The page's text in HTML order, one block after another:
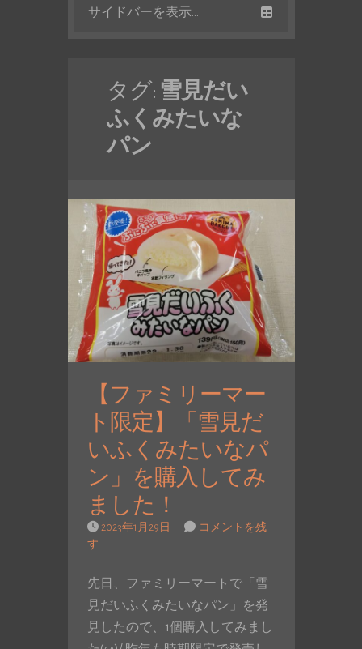
サイドバーを表示...
タグ: 雪見だい
ふくみたいな
パン
【ファミリーマー
ト限定】「雪見だ
いふくみたいなパ
ン」を購入してみ
ました！
2023年1月29日
コメントを残
す
先日、ファミリーマートで「雪
見だいふくみたいなパン」を発
見したので、1個購入してみまし